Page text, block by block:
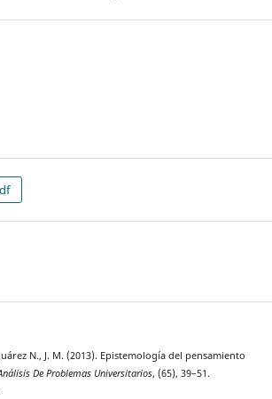
N., J. M. (2013). Epistemología del pensamiento
De Problemas Universitarios, (65), 39–51.